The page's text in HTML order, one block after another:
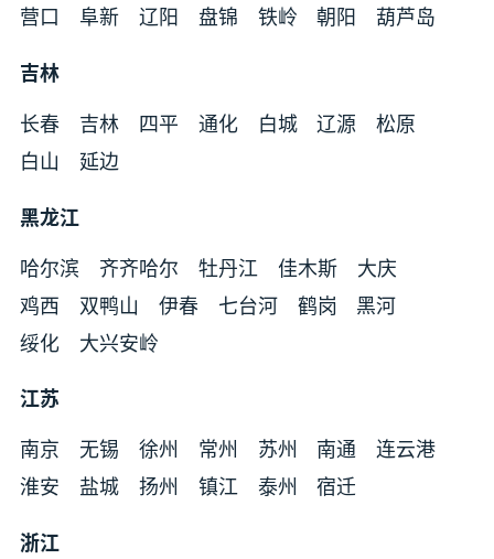
营口
阜新 辽阳 盘锦 铁岭 朝阳
葫芦岛
吉林
长春
吉林 四平 通化 白城 辽源
松原
白山
延边
黑龙江
哈尔滨
齐齐哈尔 牡丹江 佳木斯
大庆
鸡西
双鸭山 伊春 七台河 鹤岗
黑河
绥化
大兴安岭
江苏
南京
无锡 徐州 常州 苏州 南通
连云港
淮安
盐城 扬州 镇江 泰州
宿迁
浙江